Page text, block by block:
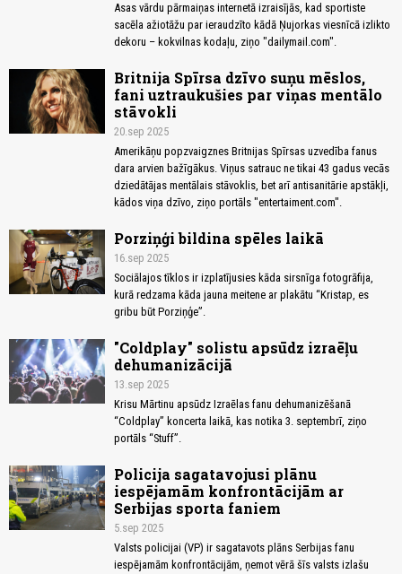
Asas vārdu pārmaiņas internetā izraisījās, kad sportiste
sacēla ažiotāžu par ieraudzīto kādā Ņujorkas viesnīcā izlikto
dekoru – kokvilnas kodaļu, ziņo "dailymail.com".
Britnija Spīrsa dzīvo suņu mēslos,
fani uztraukušies par viņas mentālo
stāvokli
20.sep 2025
Amerikāņu popzvaigznes Britnijas Spīrsas uzvedība fanus
dara arvien bažīgākus. Viņus satrauc ne tikai 43 gadus vecās
dziedātājas mentālais stāvoklis, bet arī antisanitārie apstākļi,
kādos viņa dzīvo, ziņo portāls "entertaiment.com".
Porziņģi bildina spēles laikā
16.sep 2025
Sociālajos tīklos ir izplatījusies kāda sirsnīga fotogrāfija,
kurā redzama kāda jauna meitene ar plakātu “Kristap, es
gribu būt Porziņģe”.
"Coldplay" solistu apsūdz izraēļu
dehumanizācijā
13.sep 2025
Krisu Mārtinu apsūdz Izraēlas fanu dehumanizēšanā
“Coldplay” koncerta laikā, kas notika 3. septembrī, ziņo
portāls “Stuff”.
Policija sagatavojusi plānu
iespējamām konfrontācijām ar
Serbijas sporta faniem
5.sep 2025
Valsts policijai (VP) ir sagatavots plāns Serbijas fanu
iespējamām konfrontācijām, ņemot vērā šīs valsts izlašu